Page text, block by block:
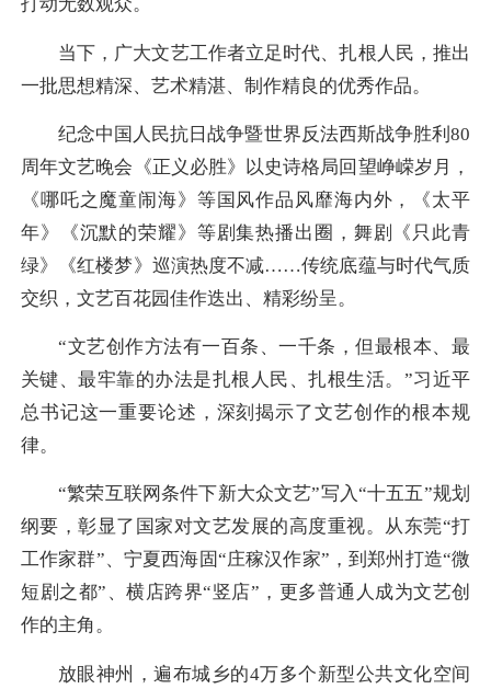
当下，广大文艺工作者立足时代、扎根人民，推出
一批思想精深、艺术精湛、制作精良的优秀作品。
纪念中国人民抗日战争暨世界反法西斯战争胜利80
周年文艺晚会《正义必胜》以史诗格局回望峥嵘岁月，
《哪吒之魔童闹海》等国风作品风靡海内外，《太平
年》《沉默的荣耀》等剧集热播出圈，舞剧《只此青
绿》《红楼梦》巡演热度不减……传统底蕴与时代气质
交织，文艺百花园佳作迭出、精彩纷呈。
“文艺创作方法有一百条、一千条，但最根本、最
关键、最牢靠的办法是扎根人民、扎根生活。”习近平
总书记这一重要论述，深刻揭示了文艺创作的根本规
律。
“繁荣互联网条件下新大众文艺”写入“十五五”规划
纲要，彰显了国家对文艺发展的高度重视。从东莞“打
工作家群”、宁夏西海固“庄稼汉作家”，到郑州打造“微
短剧之都”、横店跨界“竖店”，更多普通人成为文艺创
作的主角。
放眼神州，遍布城乡的4万多个新型公共文化空间